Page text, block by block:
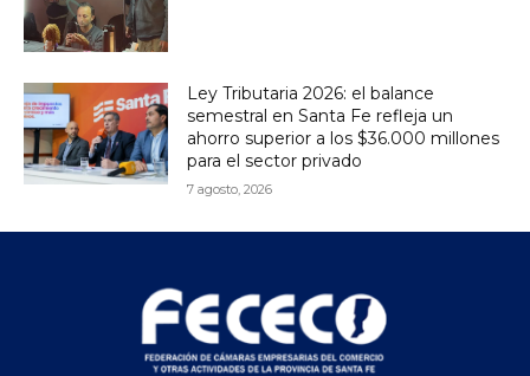
Ley Tributaria 2026: el balance
semestral en Santa Fe refleja un
ahorro superior a los $36.000 millones
para el sector privado
7 agosto, 2026